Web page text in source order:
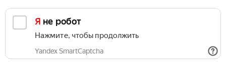
Я не робот
Нажмите, чтобы продолжить
Yandex SmartCaptcha